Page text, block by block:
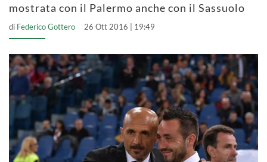
mostrata con il Palermo anche con il Sassuolo
di Federico Gottero 26 Ott 2016 | 19:49